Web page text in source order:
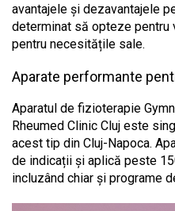
avantajele și dezavantajele
determinat să opteze pentru
pentru necesitățile sale.
Aparate performante
Aparatul de fizioterapie
Rheumed Clinic Cluj este
acest tip din Cluj-Napoca.
de indicații și aplică peste
incluzând chiar și programe